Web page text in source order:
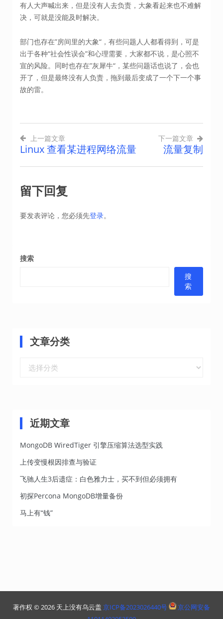
有人大声喊出来，但是没有人去负责，大象看起来也不难解
决，可就是没能及时解决。
部门也存在”房间里的大象“，有些问题人人都看得到，可是
出于各种“社会性误会”和心理需要，大家都不说，是心照不
宣的风险。同时也存在”灰犀牛“，某些问题话也说了，会也
开了，但是最终没有人负责，拖到最后变成了一个下一个事
故的雷。
文
导
航
上一篇文章
Linux 查看某进程网络流量
下一篇文章
流量复制
留下回复
要发表评论，您必须先登录。
搜索
搜
索
文章分类
近期文章
MongoDB WiredTiger 引擎压缩算法选型实践
上传变慢根因排查与验证
飞驰人生3后遗症：白色雅力士，买不到但必须拥有
初探Percona MongoDB增量备份
马上有“钱”
著作权 © 2026 天上没有乌云盖 京ICP备2023026440号
京公网安备